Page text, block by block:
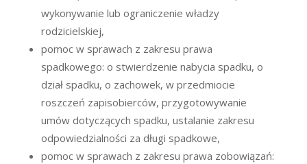
wykonywanie lub ograniczenie władzy
rodzicielskiej,
pomoc w sprawach z zakresu prawa
spadkowego: o stwierdzenie nabycia spadku, o
dział spadku, o zachowek, w przedmiocie
roszczeń zapisobierców, przygotowywanie
umów dotyczących spadku, ustalanie zakresu
odpowiedzialności za długi spadkowe,
pomoc w sprawach z zakresu prawa zobowiązań: